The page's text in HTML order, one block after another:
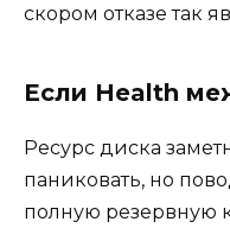
скором отказе так
Если Health
Ресурс диска
паниковать, но
полную резервную